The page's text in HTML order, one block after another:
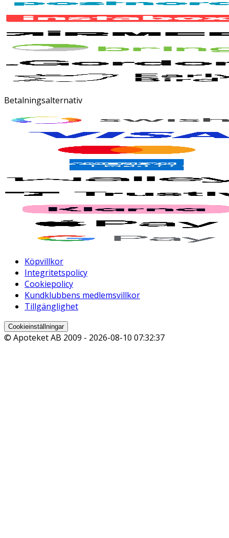
Betalningsalternativ
Köpvillkor
Integritetspolicy
Cookiepolicy
Kundklubbens medlemsvillkor
Tillgänglighet
Cookieinställningar
© Apoteket AB 2009 - 2026-08-10 07:32:37